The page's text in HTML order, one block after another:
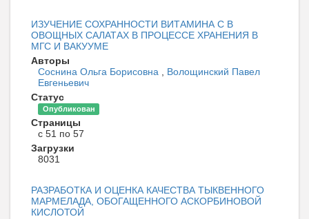
ИЗУЧЕНИЕ СОХРАННОСТИ ВИТАМИНА С В
ОВОЩНЫХ САЛАТАХ В ПРОЦЕССЕ ХРАНЕНИЯ В
МГС И ВАКУУМЕ
Авторы
Соснина Ольга Борисовна
Волощинский Павел
Евгеньевич
Статус
Опубликован
Страницы
с 51 по 57
Загрузки
8031
РАЗРАБОТКА И ОЦЕНКА КАЧЕСТВА ТЫКВЕННОГО
МАРМЕЛАДА, ОБОГАЩЕННОГО АСКОРБИНОВОЙ
КИСЛОТОЙ